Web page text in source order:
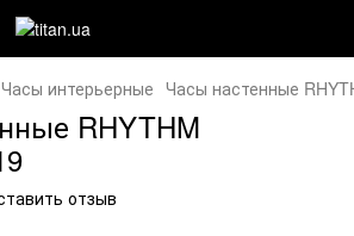
Часы интерьерные Часы настенные
RHYTHM
отзыв